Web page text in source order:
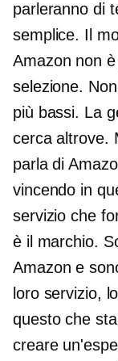
parleranno di
semplice. Il
Amazon non
selezione.
più bassi. La
cerca altrove.
parla di
vincendo in
servizio che
è il marchio.
Amazon e
loro servizio,
questo che
creare